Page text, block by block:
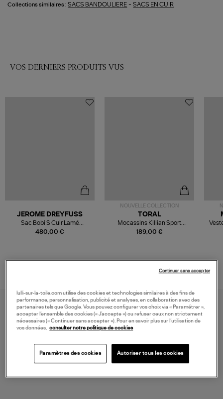
Collections similaires : SACS BANDOULIERE -SACS EN CUIR
VOS DERNIERS PRODUITS VUS
480,00 €
JEROME DREYFUSS
Sac Bobi S Cuir Lamé
Champagne
NOUVELLE COLLECTION
189,00 €
TORAL
Mocassins Killian Sport
Mousse
lulli-sur-la-toile.com utilise des cookies et technologies similaires à des fins de
performance, personnalisation, publicité et analyses, en collaboration avec des
partenaires tels que Google. Vous pouvez configurer vos choix via « Paramétrer »,
accepter l’ensemble des cookies (« J’accepte ») ou refuser ceux non strictement
nécessaires (« Continuer sans accepter »). Pour en savoir plus sur l’utilisation de
vos données, consulter notre politique de cookies
Paramètres des cookies Autoriser tous les cookies
Continuer sans accepter